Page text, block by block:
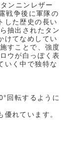
ンニンレザー
戦争後に軍隊の
した歴史の長い
抽出されたタン
けてなめしてい
すことで、強度
ウが白っぽく表
いく中で独特な
回転するように
れています。